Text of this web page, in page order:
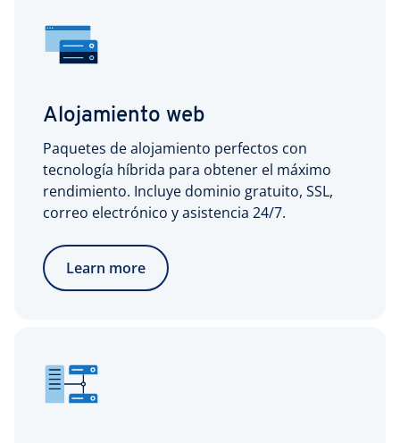
Alojamiento web
Paquetes de alojamiento perfectos con
tecnología híbrida para obtener el máximo
rendimiento. Incluye dominio gratuito, SSL,
correo electrónico y asistencia 24/7.
Learn more